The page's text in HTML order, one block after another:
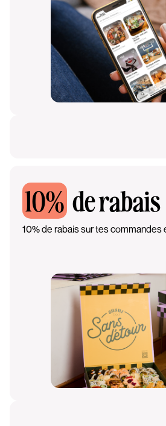
10% de rabais
10% de rabais sur tes commandes